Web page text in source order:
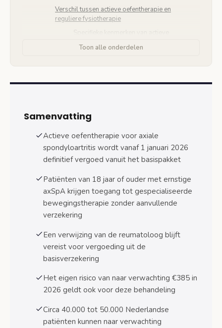
Verschil tussen actieve oefentherapie en
reguliere fysiotherapie
Leeftijd en diagnose-eisen
Verwijzing van reumatoloog verplicht
Geschoolde therapeuten vereist
Welke fysiotherapeut kan actieve oefentherapie
voor axSpA geven
Kwalificaties van behandelaars
Kosten en eigen risico bij oefentherapie axSpA
Eigen risico 2026 blijft 385 euro
Rekenvoorbeeld kosten actieve
oefentherapie
Aantal vergoed sessies en behandelduur
Toon alle onderdelen
Samenvatting
Actieve oefentherapie voor axiale
spondyloartritis wordt vanaf 1 januari 2026
definitief vergoed vanuit het basispakket
Patiënten van 18 jaar of ouder met ernstige
axSpA krijgen toegang tot gespecialiseerde
bewegingstherapie zonder aanvullende
verzekering
Een verwijzing van de reumatoloog blijft
vereist voor vergoeding uit de
basisverzekering
Het eigen risico van naar verwachting €385 in
2026 geldt ook voor deze behandeling
Circa 40.000 tot 50.000 Nederlandse
patiënten kunnen naar verwachting